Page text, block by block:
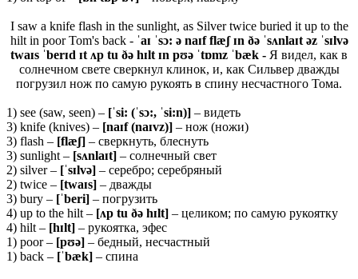
I saw a knife flash in the sunlight, as Silver twice buried it up to the
hilt in poor Tom's back - ˈaɪ ˈsɔ: ə naɪf flæʃ ɪn ðə ˈsʌnlaɪt əz ˈsɪlvə
twaɪs ˈberɪd ɪt ʌp tu ðə hɪlt ɪn pʊə ˈtɒmz ˈbæk - Я видел, как в
солнечном свете сверкнул клинок, и, как Сильвер дважды
погрузил нож по самую рукоять в спину несчастного Тома.
1) see (saw, seen) – [ˈsi: (ˈsɔ:, ˈsi:n)] – видеть
3) knife (knives) – [naɪf (naɪvz)] – нож (ножи)
3) flash – [flæʃ] – сверкнуть, блеснуть
3) sunlight – [sʌnlaɪt] – солнечный свет
2) silver – [ˈsɪlvə] – серебро; серебряный
2) twice – [twaɪs] – дважды
3) bury – [ˈberi] – погрузить
4) up to the hilt – [ʌp tu ðə hɪlt] – целиком; по самую рукоятку
4) hilt – [hɪlt] – рукоятка, эфес
1) poor – [pʊə] – бедный, несчастный
1) back – [ˈbæk] – спина